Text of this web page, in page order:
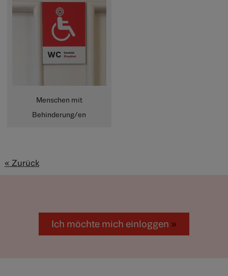
Menschen mit
Behinderung/en
« Zurück
Ich möchte mich einloggen »